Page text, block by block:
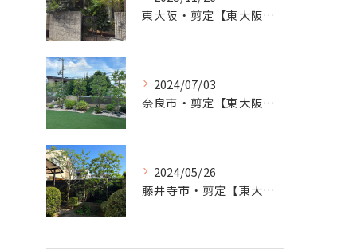
東大阪・剪定【東大阪市・地域密着の庭色】
2024/07/03
奈良市・剪定【東大阪・奈良市に剪定対応してる庭色】
2024/05/26
藤井寺市・剪定【東大阪・藤井寺市に剪定対応してる庭色】